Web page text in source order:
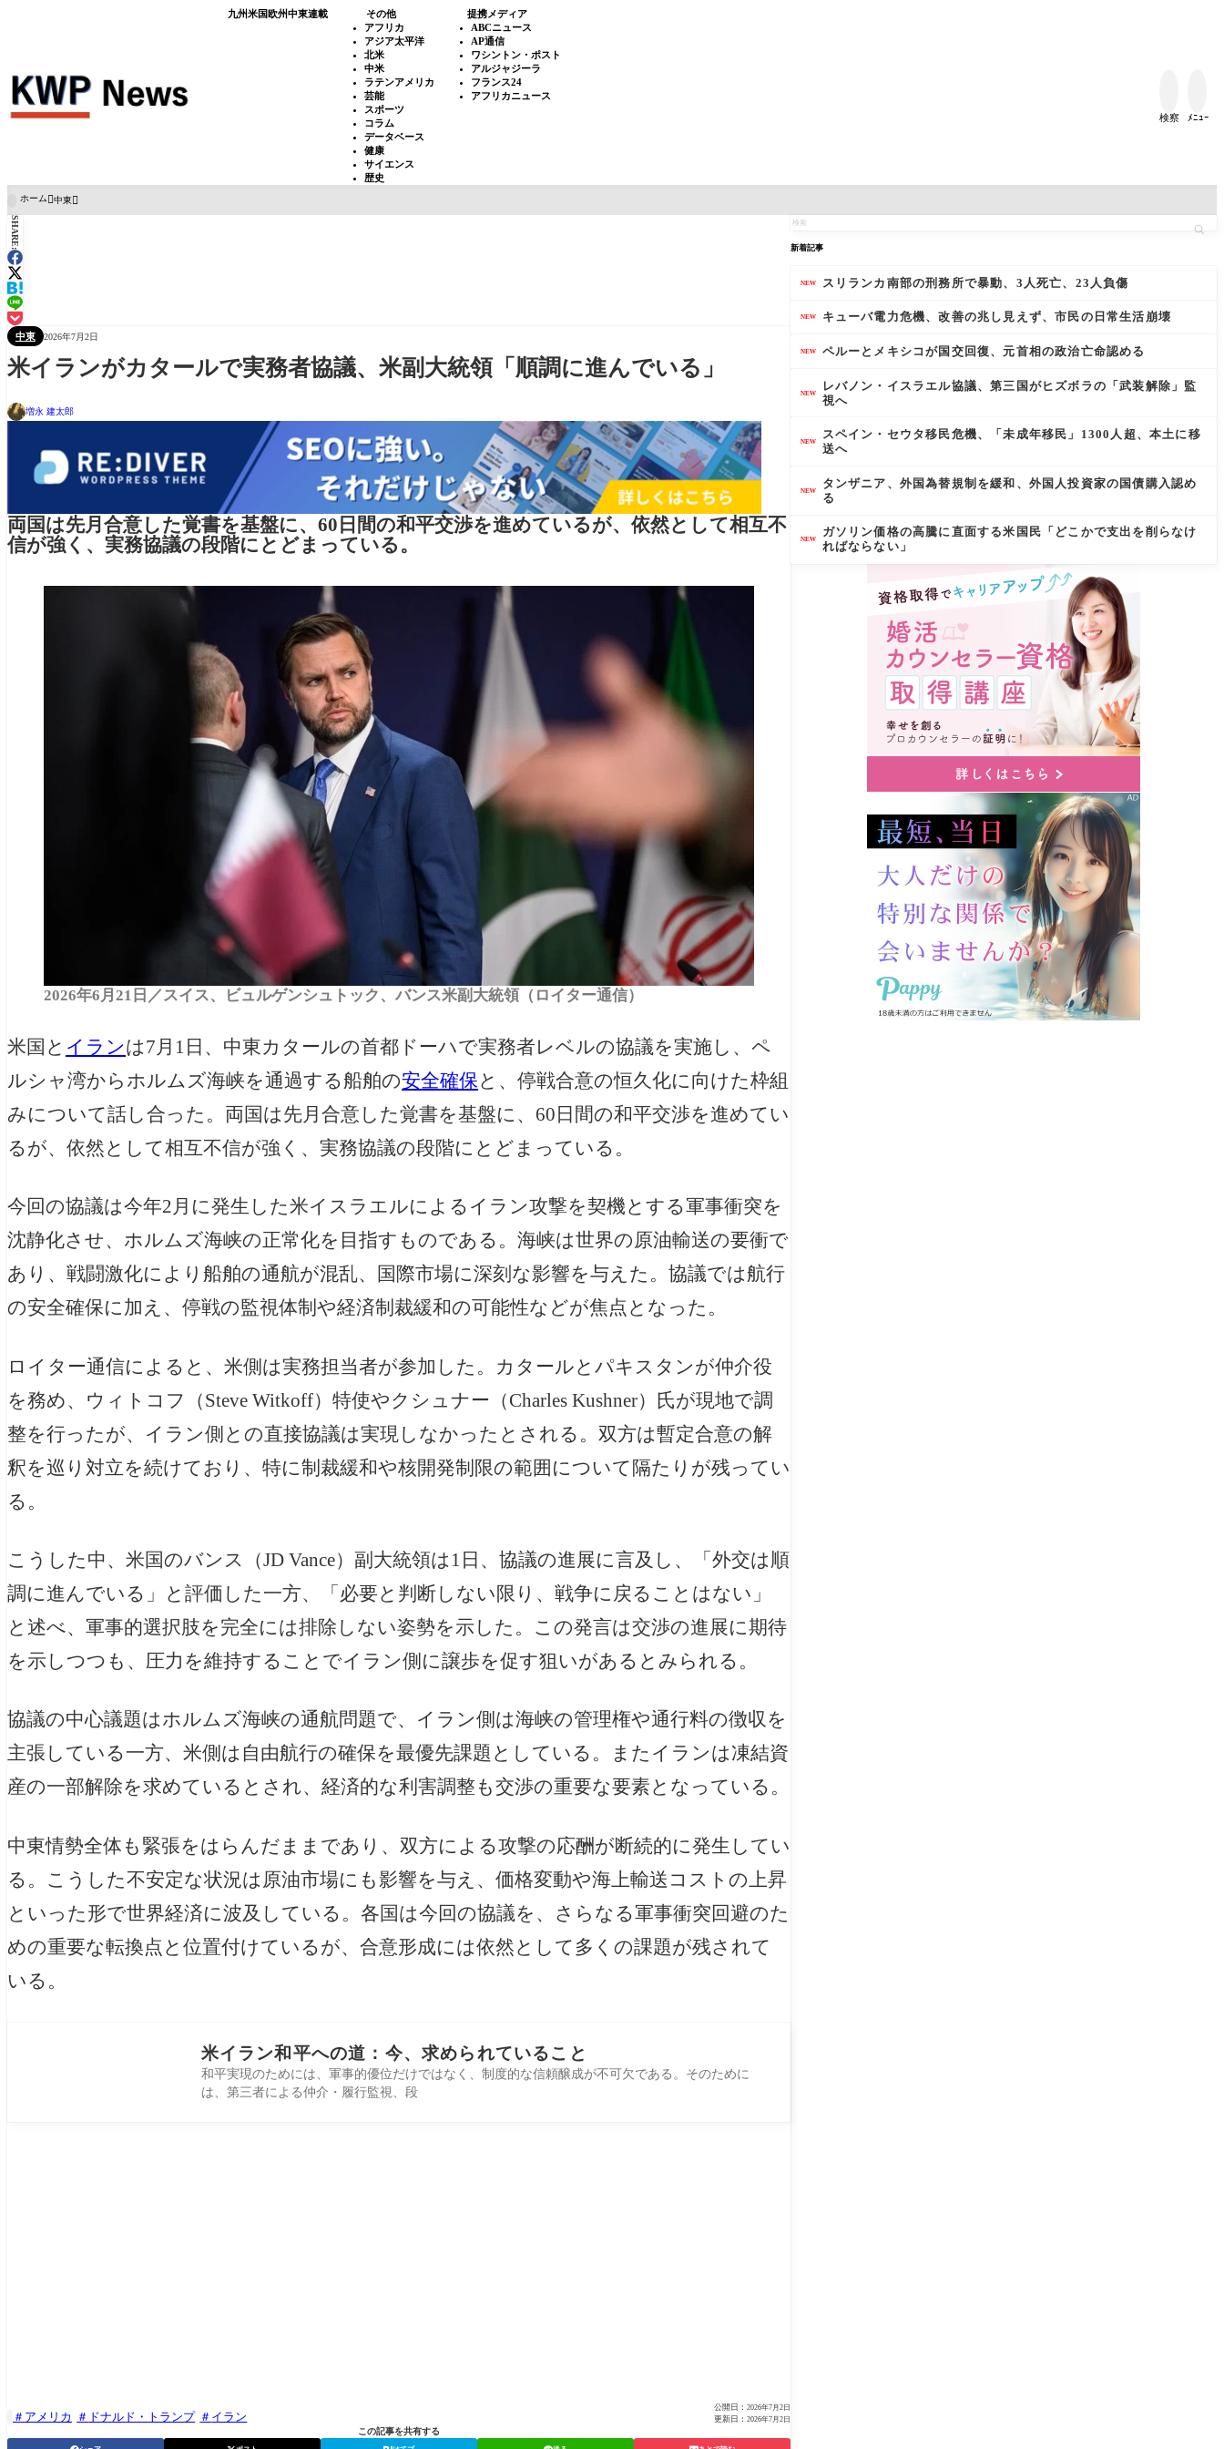
九州米国欧州中東連載
その他
アフリカ
アジア太平洋
北米
中米
ラテンアメリカ
芸能
スポーツ
コラム
データベース
健康
サイエンス
歴史
提携メディア
ABCニュース
AP通信
ワシントン・ポスト
アルジャジーラ
フランス24
アフリカニュース
検察 ﾒﾆｭｰ
ホーム 中東
SHARE:
中東 2026年7月2日
米イランがカタールで実務者協議、米副大統領「順調に進んでいる」
増永 建太郎
両国は先月合意した覚書を基盤に、60日間の和平交渉を進めているが、依然として相互不
信が強く、実務協議の段階にとどまっている。
2026年6月21日／スイス、ビュルゲンシュトック、バンス米副大統領（ロイター通信）
米国と イランは7月1日、中東カタールの首都ドーハで実務者レベルの協議を実施し、ペ
ルシャ湾からホルムズ海峡を通過する船舶の安全確保と、停戦合意の恒久化に向けた枠組
みについて話し合った。両国は先月合意した覚書を基盤に、60日間の和平交渉を進めてい
るが、依然として相互不信が強く、実務協議の段階にとどまっている。
今回の協議は今年2月に発生した米イスラエルによるイラン攻撃を契機とする軍事衝突を
沈静化させ、ホルムズ海峡の正常化を目指すものである。海峡は世界の原油輸送の要衝で
あり、戦闘激化により船舶の通航が混乱、国際市場に深刻な影響を与えた。協議では航行
の安全確保に加え、停戦の監視体制や経済制裁緩和の可能性などが焦点となった。
ロイター通信によると、米側は実務担当者が参加した。カタールとパキスタンが仲介役
を務め、ウィトコフ（Steve Witkoff）特使やクシュナー（Charles Kushner）氏が現地で調
整を行ったが、イラン側との直接協議は実現しなかったとされる。双方は暫定合意の解
釈を巡り対立を続けており、特に制裁緩和や核開発制限の範囲について隔たりが残ってい
る。
こうした中、米国のバンス（JD Vance）副大統領は1日、協議の進展に言及し、「外交は順
調に進んでいる」と評価した一方、「必要と判断しない限り、戦争に戻ることはない」
と述べ、軍事的選択肢を完全には排除しない姿勢を示した。この発言は交渉の進展に期待
を示しつつも、圧力を維持することでイラン側に譲歩を促す狙いがあるとみられる。
協議の中心議題はホルムズ海峡の通航問題で、イラン側は海峡の管理権や通行料の徴収を
主張している一方、米側は自由航行の確保を最優先課題としている。またイランは凍結資
産の一部解除を求めているとされ、経済的な利害調整も交渉の重要な要素となっている。
中東情勢全体も緊張をはらんだままであり、双方による攻撃の応酬が断続的に発生してい
る。こうした不安定な状況は原油市場にも影響を与え、価格変動や海上輸送コストの上昇
といった形で世界経済に波及している。各国は今回の協議を、さらなる軍事衝突回避のた
めの重要な転換点と位置付けているが、合意形成には依然として多くの課題が残されて
いる。
米イラン和平への道：今、求められていること
和平実現のためには、軍事的優位だけではなく、制度的な信頼醸成が不可欠である。そのために
は、第三者による仲介・履行監視、段
アメリカ ドナルド・トランプ イラン
公開日： 2026年7月2日
更新日： 2026年7月2日
この記事を共有する
新着記事
NEW スリランカ南部の刑務所で暴動、3人死亡、23人負傷
NEW キューバ電力危機、改善の兆し見えず、市民の日常生活崩壊
NEW ペルーとメキシコが国交回復、元首相の政治亡命認める
NEW
レバノン・イスラエル協議、第三国がヒズボラの「武装解除」監
視へ
NEW
スペイン・セウタ移民危機、「未成年移民」1300人超、本土に移
送へ
NEW
タンザニア、外国為替規制を緩和、外国人投資家の国債購入認め
る
NEW
ガソリン価格の高騰に直面する米国民「どこかで支出を削らなけ
ればならない」